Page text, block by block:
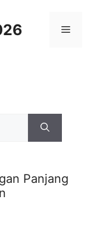
Menu
Panjang